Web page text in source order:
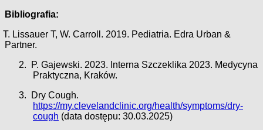
Bibliografia:
T. Lissauer T, W. Carroll. 2019. Pediatria. Edra Urban &
Partner.
2.
P. Gajewski. 2023. Interna Szczeklika 2023. Medycyna
Praktyczna, Kraków.
3.
Dry Cough.
https://my.clevelandclinic.org/health/symptoms/dry-
cough (data dostępu: 30.03.2025)